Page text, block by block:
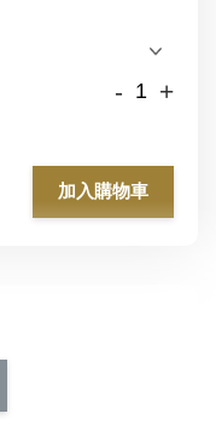
- +
加入購物車